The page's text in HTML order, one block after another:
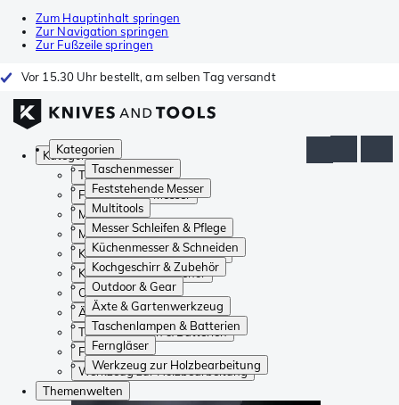
Zum Hauptinhalt springen
Zur Navigation springen
Zur Fußzeile springen
Vor 15.30 Uhr bestellt, am selben Tag versandt
Kategorien
Taschenmesser
Feststehende Messer
Multitools
Messer Schleifen & Pflege
Küchenmesser & Schneiden
Kochgeschirr & Zubehör
Outdoor & Gear
Äxte & Gartenwerkzeug
Taschenlampen & Batterien
Ferngläser
Werkzeug zur Holzbearbeitung
Kategorien
Taschenmesser
Feststehende Messer
Multitools
Messer Schleifen & Pflege
Küchenmesser & Schneiden
Kochgeschirr & Zubehör
Outdoor & Gear
Äxte & Gartenwerkzeug
Taschenlampen & Batterien
Ferngläser
Werkzeug zur Holzbearbeitung
Themenwelten